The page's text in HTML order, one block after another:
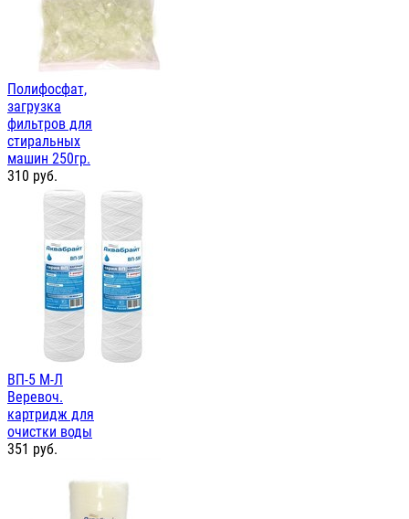
Полифосфат,
загрузка
фильтров для
стиральных
машин 250гр.
310 руб.
ВП-5 М-Л
Веревоч.
картридж для
очистки воды
351 руб.